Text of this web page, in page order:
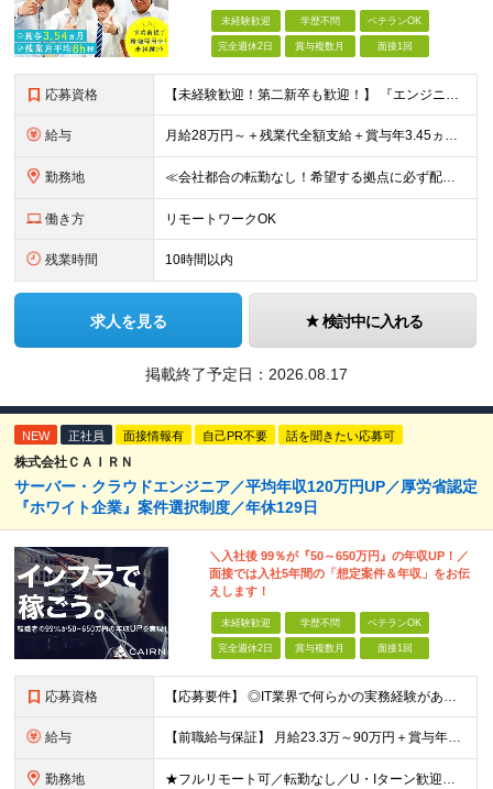
未経験歓迎 学歴不問 ベテランOK
完全週休2日 賞与複数月 面接1回
応募資格 【未経験歓迎！第二新卒も歓迎！】 『エンジニアになりたい』意欲があれば歓迎です！ 以下のような方も尚歓迎です！ ・学生時代に情報系の学部で学んでいた方 ・ITスクールや独学でプログラミングを学んだこ
給与 月給28万円～＋残業代全額支給＋賞与年3.45ヵ月(東京) 月給25万円～＋残業代全額支給＋賞与年3.45ヵ月(新潟・長岡) 入社時想定年収： 392万円～ (東京) 350万円～ (新潟・長岡)
勤務地 ≪会社都合の転勤なし！希望する拠点に必ず配属します。新潟Uターン・Iターン大歓迎！≫ 首都圏(東京、神奈川、千葉、埼玉)または新潟市、長岡市周辺のお客様先または各拠点での勤務となります。 ■東京支社
働き方 リモートワークOK
残業時間 10時間以内
求人を見る 検討中に入れる
掲載終了予定日： 2026.08.17
NEW 正社員 面接情報有 自己PR不要 話を聞きたい応募可
株式会社ＣＡＩＲＮ
サーバー・クラウドエンジニア／平均年収120万円UP／厚労省認定
『ホワイト企業』案件選択制度／年休129日
＼入社後 99％が『50～650万円』の年収UP！／
面接では入社5年間の「想定案件＆年収」をお伝
えします！
未経験歓迎 学歴不問 ベテランOK
完全週休2日 賞与複数月 面接1回
応募資格 【応募要件】 ◎IT業界で何らかの実務経験がある方 └2～3ヶ月の実務経験のある方は歓迎します！ 例）PCキッティングやモバイル通信基地局の業務経験者など インフラエンジニアとして経験のある方は、
給与 【前職給与保証】 月給23.3万～90万円＋賞与年2回＋インセンティブ ★年収1000万円以上の実績あり！ ※上記月給には月20～30時間分（2万9,300円～21万7,900円）の固定残業代を含み
勤務地 ★フルリモート可／転勤なし／U・Iターン歓迎★ ◎勤務地は相談の上、ご自宅近くに調整します！ 【勤務地】 本社、または東京／埼玉／千葉／神奈川／愛知／仙台のクライアント先 ◎完全在宅（フルリモート）